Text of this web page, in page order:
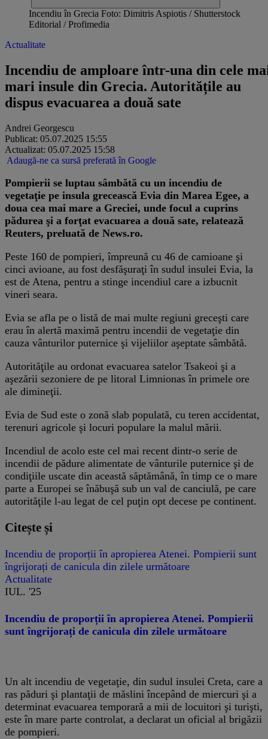
Incendiu în Grecia Foto: Dimitris Aspiotis / Shutterstock
Editorial / Profimedia
Actualitate
Incendiu de amploare într-una din cele
mari insule din Grecia. Autoritățile au
dispus evacuarea a două sate
Andrei Georgescu
Publicat: 05.07.2025 15:55
Actualizat: 05.07.2025 15:58
Adaugă-ne ca sursă preferată în Google
Pompierii se luptau sâmbătă cu un incendiu de
vegetaţie pe insula grecească Evia din Marea Egee, a
doua cea mai mare a Greciei, unde focul a cuprins
pădurea şi a forţat evacuarea a două sate, relatează
Reuters, preluată de News.ro.
Peste 160 de pompieri, împreună cu 46 de camioane şi
cinci avioane, au fost desfăşuraţi în sudul insulei Evia, la
est de Atena, pentru a stinge incendiul care a izbucnit
vineri seara.
Evia se afla pe o listă de mai multe regiuni greceşti care
erau în alertă maximă pentru incendii de vegetaţie din
cauza vânturilor puternice şi vijeliilor aşeptate sâmbătă.
Autorităţile au ordonat evacuarea satelor Tsakeoi şi a
aşezării sezoniere de pe litoral Limnionas în primele ore
ale dimineţii.
Evia de Sud este o zonă slab populată, cu teren accidentat,
terenuri agricole şi locuri populare la malul mării.
Incendiul de acolo este cel mai recent dintr-o serie de
incendii de pădure alimentate de vânturile puternice şi de
condiţiile uscate din această săptămână, în timp ce o mare
parte a Europei se înăbuşă sub un val de canciulă, pe care
autorităţile l-au legat de cel puţin opt decese pe continent.
Citește și
Incendiu de proporții în apropierea Atenei. Pompierii sunt
îngrijorați de canicula din zilele următoare
Actualitate
IUL. '25
Incendiu de proporții în apropierea Atenei. Pompierii
sunt îngrijorați de canicula din zilele următoare
Un alt incendiu de vegetaţie, din sudul insulei Creta, care a
ras păduri şi plantaţii de măslini începând de miercuri şi a
determinat evacuarea temporară a mii de locuitori şi turişti,
este în mare parte controlat, a declarat un oficial al brigăzii
de pompieri.